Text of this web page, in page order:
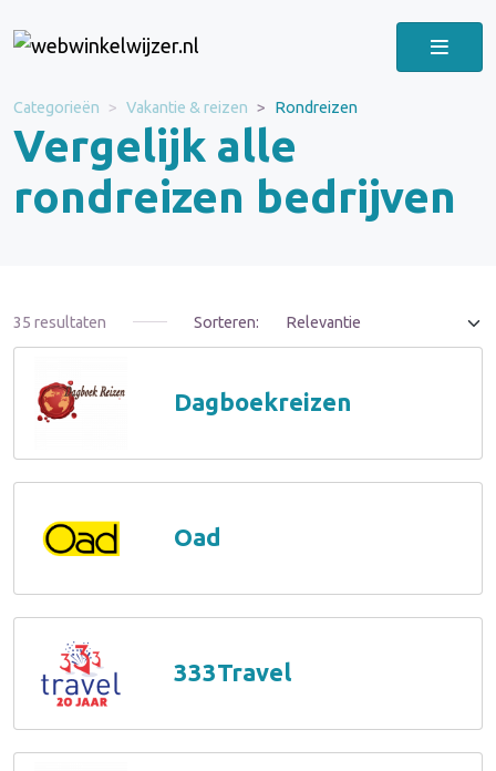
Categorieën Vakantie & reizen Rondreizen
Vergelijk alle
rondreizen bedrijven
35 resultaten Sorteren:
Dagboekreizen
Oad
333Travel